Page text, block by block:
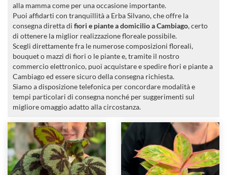
alla mamma come per una occasione importante.
Puoi affidarti con tranquillità a Erba Silvano, che offre la
consegna diretta di fiori e piante a domicilio a Cambiago, certo
di ottenere la miglior realizzazione floreale possibile.
Scegli direttamente fra le numerose composizioni floreali,
bouquet o mazzi di fiori o le piante e, tramite il nostro
commercio elettronico, puoi acquistare e spedire fiori e piante a
Cambiago ed essere sicuro della consegna richiesta.
Siamo a disposizione telefonica per concordare modalità e
tempi particolari di consegna nonché per suggerimenti sul
migliore omaggio adatto alla circostanza.